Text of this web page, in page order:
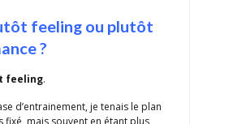
feeling ou plutôt
?
feeling.
d’entrainement, je tenais le plan